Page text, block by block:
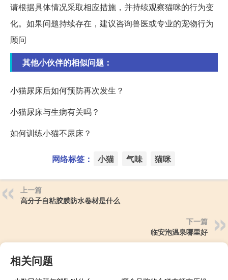
请根据具体情况采取相应措施，并持续观察猫咪的行为变
化。如果问题持续存在，建议咨询兽医或专业的宠物行为
顾问
其他小伙伴的相似问题：
小猫尿床后如何预防再次发生？
小猫尿床与生病有关吗？
如何训练小猫不尿床？
网络标签： 小猫 气味 猫咪
上一篇
高分子自粘胶膜防水卷材是什么
下一篇
临安泡温泉哪里好
相关问题